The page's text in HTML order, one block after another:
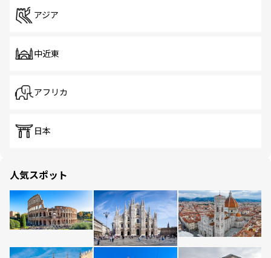
アジア
中近東
アフリカ
日本
人気スポット